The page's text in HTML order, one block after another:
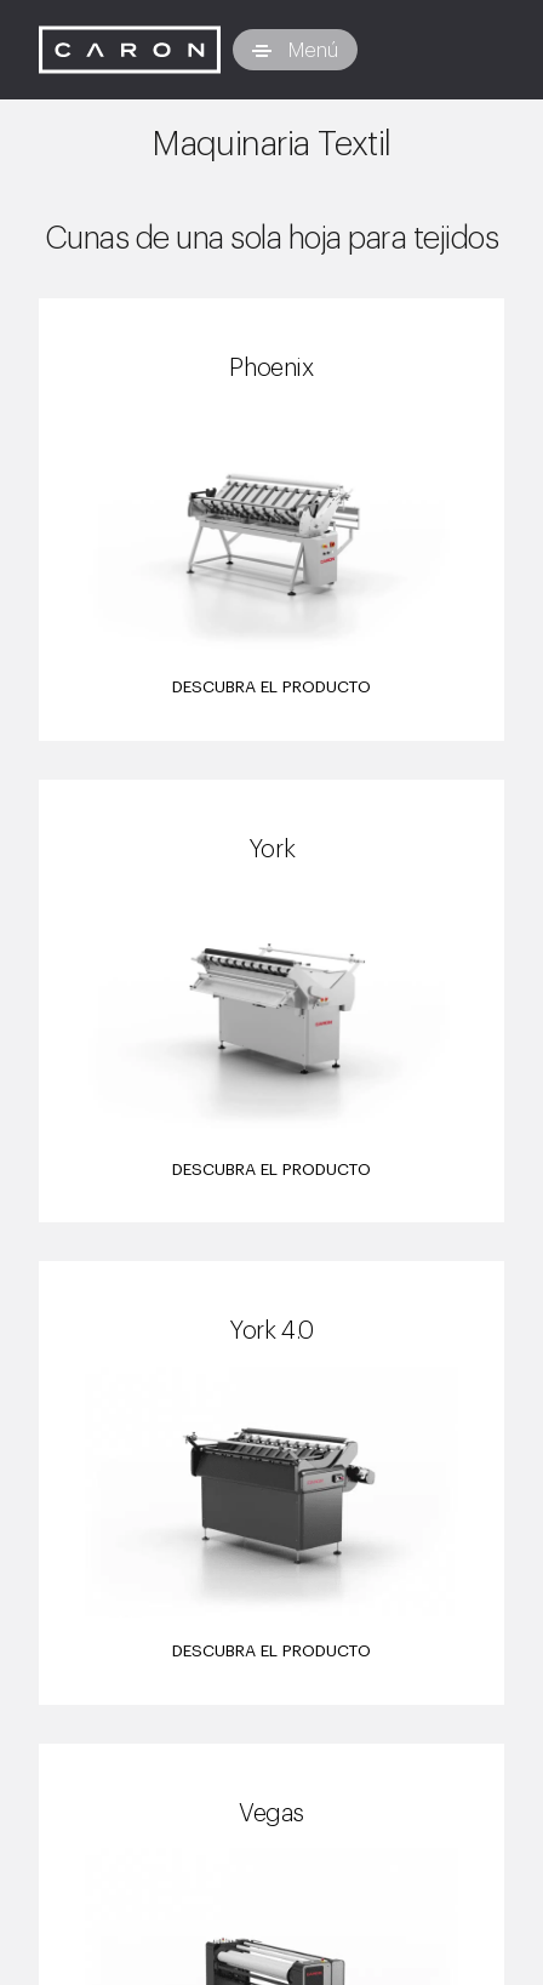
Caron Technology S.r.l.
Menú
Maquinaria Textil
Cunas de una sola hoja para tejidos
Phoenix
DESCUBRA EL PRODUCTO
York
DESCUBRA EL PRODUCTO
York 4.0
DESCUBRA EL PRODUCTO
Vegas